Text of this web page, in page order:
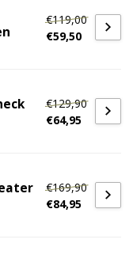
€119,00
€59,50
€129,90
€64,95
€169,90
€84,95